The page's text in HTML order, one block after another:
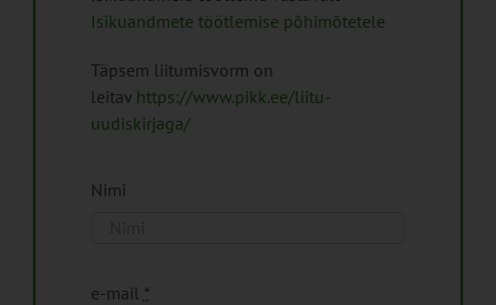
Isikuandmete töötlemise põhimõtetele
Täpsem liitumisvorm on
leitav https://www.pikk.ee/liitu-
uudiskirjaga/
Nimi
e-mail *